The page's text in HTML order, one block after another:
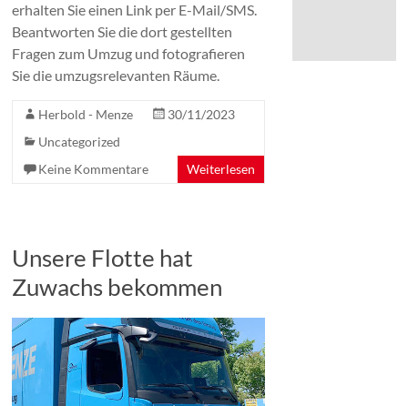
erhalten Sie einen Link per E-Mail/SMS.
Beantworten Sie die dort gestellten
Fragen zum Umzug und fotografieren
Sie die umzugsrelevanten Räume.
Herbold - Menze
30/11/2023
Uncategorized
Keine Kommentare
Weiterlesen
Unsere Flotte hat
Zuwachs bekommen